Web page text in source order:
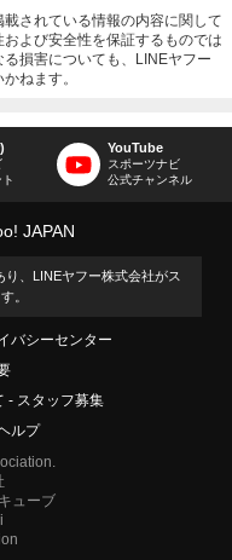
されている情報の内容に関して
よび安全性を保証するものでは
損害についても、LINEヤフー
ねます。
YouTube
スポーツナビ
公式チャンネル
JAPAN
り、LINEヤフー株式会社がス
。
バシーセンター
スタッフ募集
ルプ
ューブ